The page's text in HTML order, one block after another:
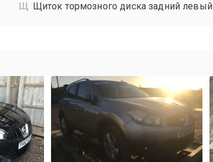
Щиток тормозного диска задний левый